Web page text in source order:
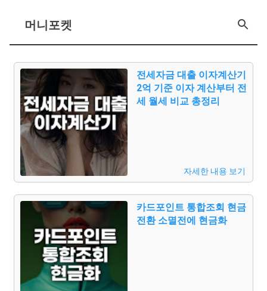
머니포켓
전세자금 대출 이자계산기
2억 기준 이자 계산부터 전
세 월세 비교 총정리
자세한 내용 보기
카드포인트 통합조회 현금
전환 소멸전에 현금화